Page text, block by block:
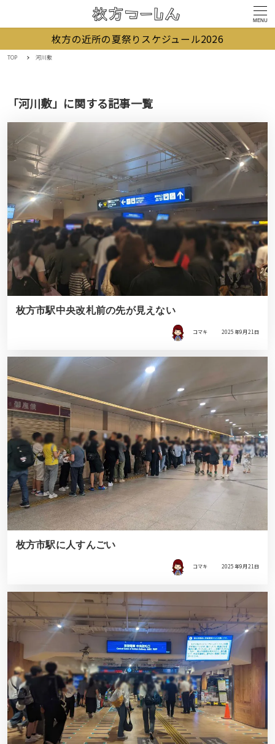
MENU
枚方の近所の夏祭りスケジュール2026
TOP 河川敷
「河川敷」に関する記事一覧
枚方市駅中央改札前の先が見えない
コマキ 2025年9月21日
枚方市駅に人すんごい
コマキ 2025年9月21日